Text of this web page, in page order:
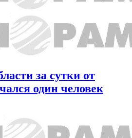
за сутки от
один человек